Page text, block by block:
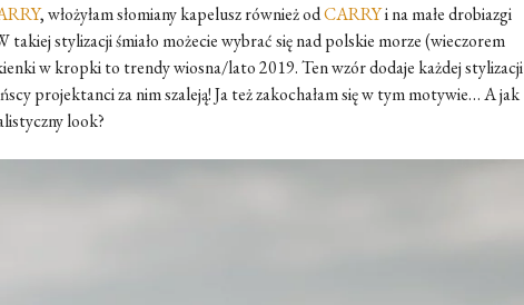
, włożyłam słomiany kapelusz również odCARRYi na małe drobiazgi
takiej stylizacji śmiało możecie wybrać się nad polskie morze (wieczorem
w kropki to trendy wiosna/lato 2019. Ten wzór dodaje każdej stylizacji
projektanci za nim szaleją! Ja też zakochałam się w tym motywie… A jak
look?